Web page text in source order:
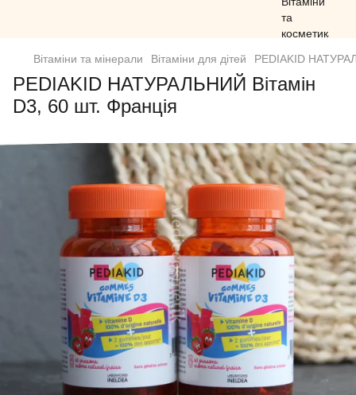
Вітаміни та мінерали Вітаміни для дітей PEDIAKID
PEDIAKID НАТУРАЛЬНИЙ Вітамін
D3, 60 шт. Франція